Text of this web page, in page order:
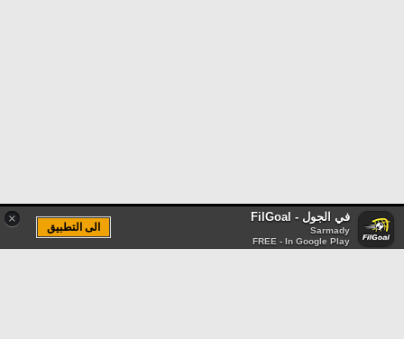
× في الجول - FilGoal
Sarmady
FREE - In Google Play
الى التطبيق